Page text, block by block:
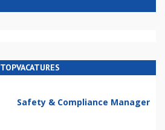
TOPVACATURES
Safety & Compliance Manager